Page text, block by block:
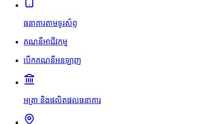
ធនាគារតាមទូរស័ព្ទ
គណនីអាជីវកម្ម
បើកគណនីអនឡាញ
អត្រា និងផលិតផលធនាគារ